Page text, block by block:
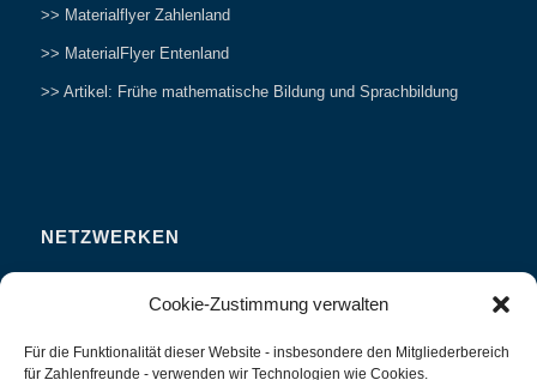
Cookie-Zustimmung verwalten
Für die Funktionalität dieser Website - insbesondere den Mitgliederbereich
für Zahlenfreunde - verwenden wir Technologien wie Cookies.
>> Materialflyer Zahlenland
>> MaterialFlyer Entenland
>> Artikel: Frühe mathematische Bildung und Sprachbildung
NETZWERKEN
Studieren